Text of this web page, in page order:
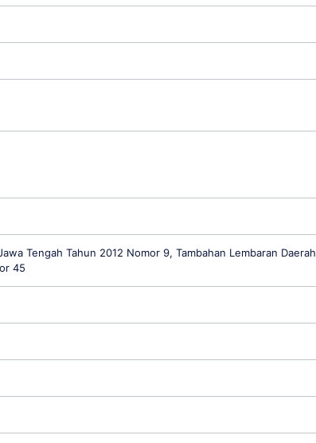
Tengah Tahun 2012 Nomor 9, Tambahan Lembaran Daerah
45